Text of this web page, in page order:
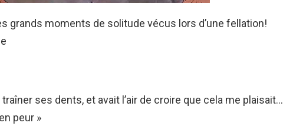
grands moments de solitude vécus lors d’une fellation!
ses dents, et avait l’air de croire que cela me plaisait…
peur »